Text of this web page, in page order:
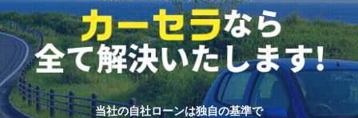
当社の自社ローンは独自の基準で